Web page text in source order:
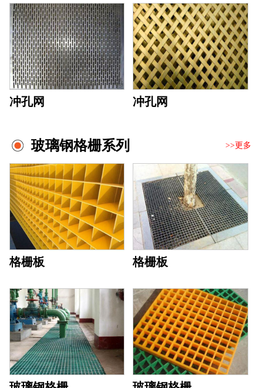
冲孔网 冲孔网
玻璃钢格栅系列 >>更多
格栅板 格栅板